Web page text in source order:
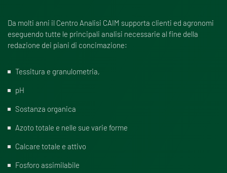
Da molti anni il Centro Analisi CAIM supporta clienti ed agronomi
eseguendo tutte le principali analisi necessarie al fine della
redazione dei piani di concimazione:
Tessitura e granulometria,
pH
Sostanza organica
Azoto totale e nelle sue varie forme
Calcare totale e attivo
Fosforo assimilabile